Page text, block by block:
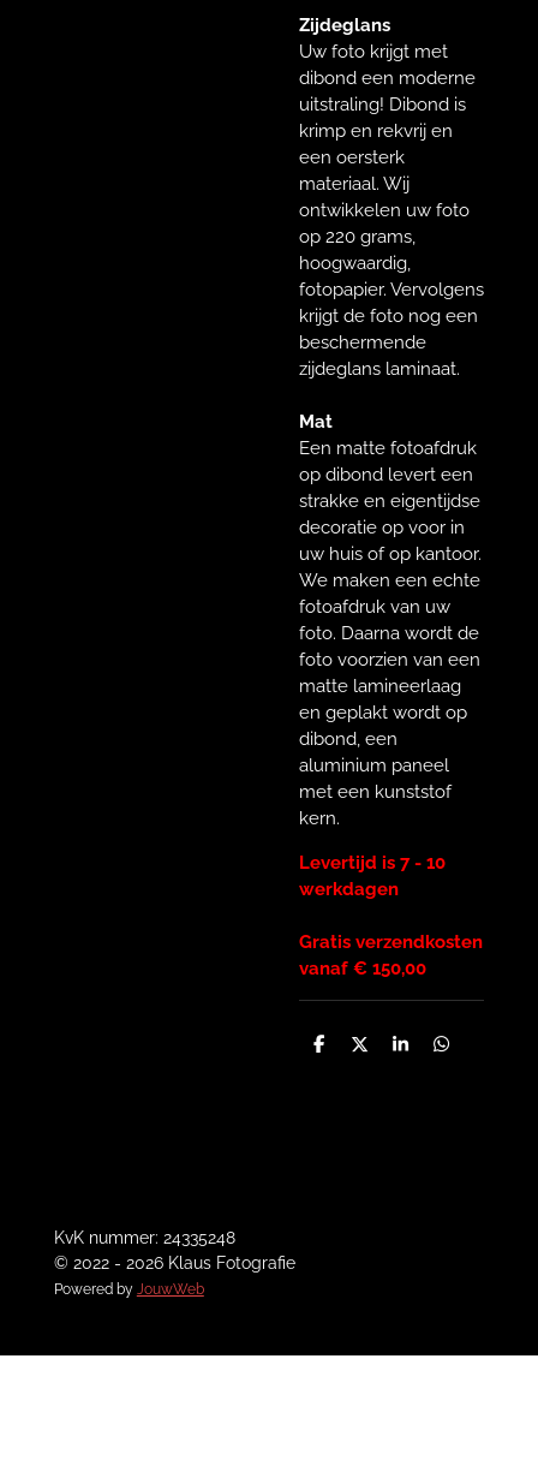
Zijdeglans
Uw foto krijgt met
dibond een moderne
uitstraling! Dibond is
krimp en rekvrij en
een oersterk
materiaal. Wij
ontwikkelen uw foto
op 220 grams,
hoogwaardig,
fotopapier. Vervolgens
krijgt de foto nog een
beschermende
zijdeglans laminaat.
Mat
Een matte fotoafdruk
op dibond levert een
strakke en eigentijdse
decoratie op voor in
uw huis of op kantoor.
We maken een echte
fotoafdruk van uw
foto. Daarna wordt de
foto voorzien van een
matte lamineerlaag
en geplakt wordt op
dibond, een
aluminium paneel
met een kunststof
kern.
Levertijd is 7 - 10
werkdagen
Gratis verzendkosten
vanaf € 150,00
D
D
S
D
KvK nummer: 24335248
© 2022 - 2026 Klaus Fotografie
Powered by JouwWeb